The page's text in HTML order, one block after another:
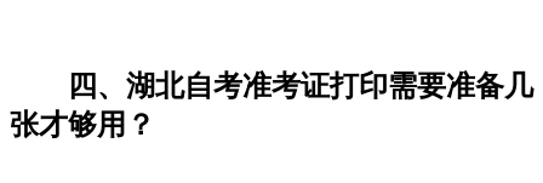
四、湖北自考准考证打印需要准备几
张才够用？